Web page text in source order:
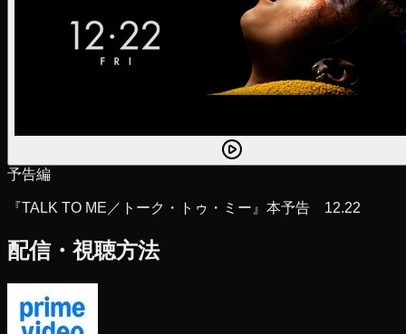
予告編
『TALK TO ME／トーク・トゥ・ミー』本予告 12.22
配信・視聴方法